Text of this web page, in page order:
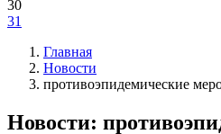
30
31
Главная
Новости
противоэпидемические
Новости: